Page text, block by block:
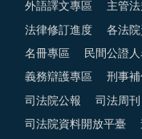
外語譯文專區 主管
法律修訂進度 各法
名冊專區 民間公證
義務辯護專區 刑事
司法院公報 司法周刊
司法院資料開放平臺